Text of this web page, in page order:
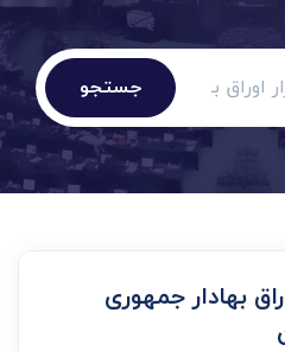
جستجو
بهادار جمهوری